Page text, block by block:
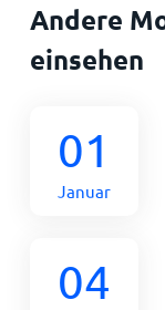
Andere
einsehen
01
Januar
04